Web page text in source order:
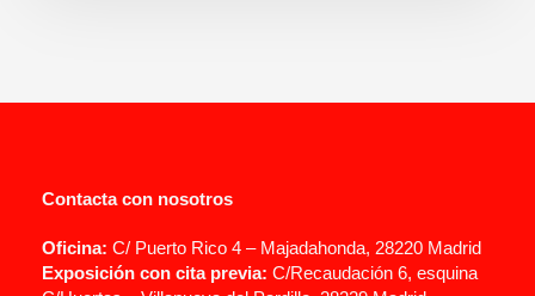
Contacta con nosotros
Oficina: C/ Puerto Rico 4 – Majadahonda, 28220 Madrid
Exposición con cita previa: C/Recaudación 6, esquina